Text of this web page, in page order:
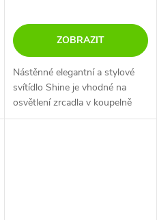
ZOBRAZIT
Nástěnné elegantní a stylové
svítídlo Shine je vhodné na
osvětlení zrcadla v koupelně
nebo pro nasvícení obrazu.